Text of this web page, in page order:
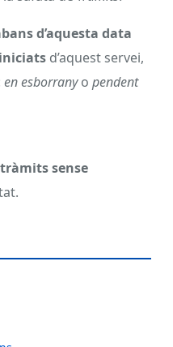
d’aquesta data
d’aquest servei,
en esborranyo pendent
sense